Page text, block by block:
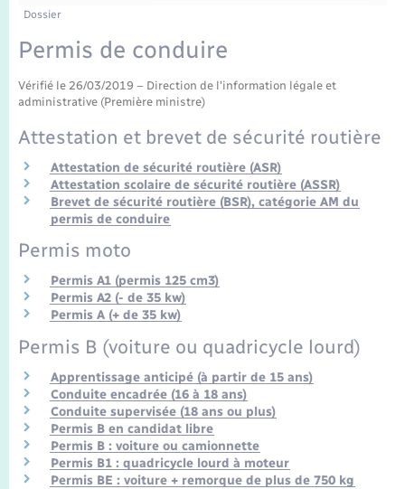
Organisation d’événement
Sécurité - Prévention
Seniors
Voirie et espace public
La Communauté de communes
Dossier
Permis de conduire
Vérifié le 26/03/2019 – Direction de l'information légale et
administrative (Première ministre)
Attestation et brevet de sécurité routière
Attestation de sécurité routière (ASR)
Attestation scolaire de sécurité routière (ASSR)
Brevet de sécurité routière (BSR), catégorie AM du
permis de conduire
Permis moto
Permis A1 (permis 125 cm3)
Permis A2 (- de 35 kw)
Permis A (+ de 35 kw)
Permis B (voiture ou quadricycle lourd)
Apprentissage anticipé (à partir de 15 ans)
Conduite encadrée (16 à 18 ans)
Conduite supervisée (18 ans ou plus)
Permis B en candidat libre
Permis B : voiture ou camionnette
Permis B1 : quadricycle lourd à moteur
Permis BE : voiture + remorque de plus de 750 kg